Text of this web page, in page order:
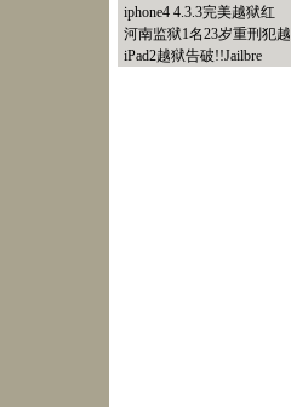
iphone4 4.3.3完美越狱红
河南监狱1名23岁重刑犯越
iPad2越狱告破!!Jailbre